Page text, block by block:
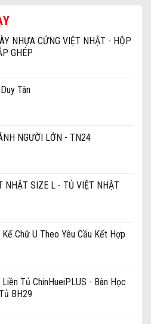
NHỰA CỨNG VIỆT NHẬT - HỘP
GHÉP
Tân
NGƯỜI LỚN - TN24
NHẬT SIZE L - TỦ VIỆT NHẬT
Chữ U Theo Yêu Cầu Kết Hợp
Tủ ChinHueiPLUS - Bàn Học
BH29